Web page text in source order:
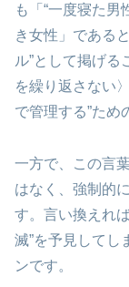
も「“一度寝た男
き女性」である
ル”として掲げ
を繰り返さない
で管理する”ため
一方で、この言
はなく、強制的
す。言い換えれ
滅”を予見してし
ンです。